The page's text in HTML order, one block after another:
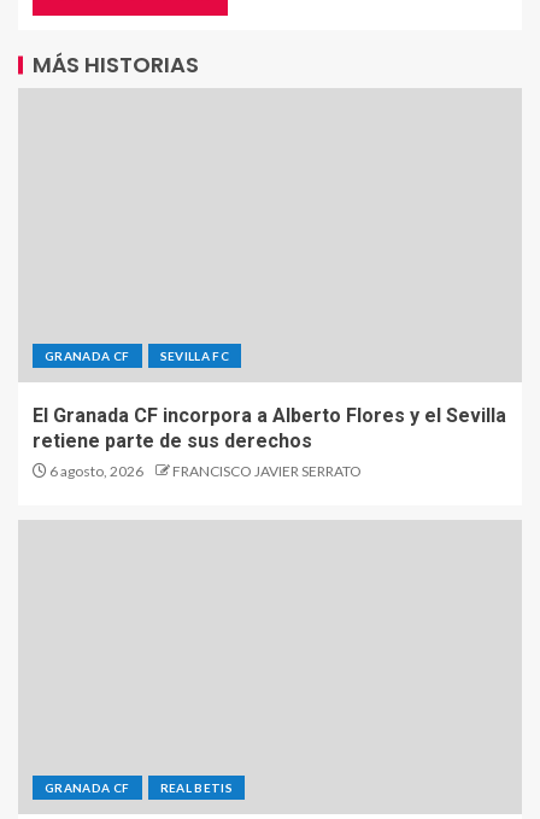
MÁS HISTORIAS
GRANADA CF SEVILLA FC
El Granada CF incorpora a Alberto Flores y el Sevilla
retiene parte de sus derechos
6 agosto, 2026 FRANCISCO JAVIER SERRATO
GRANADA CF REAL BETIS